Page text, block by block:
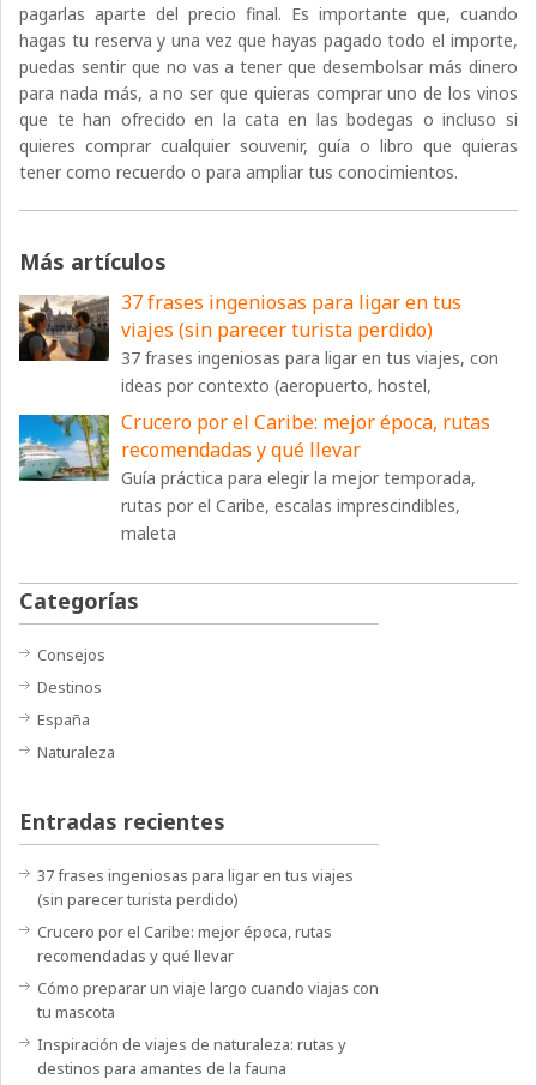
pagarlas aparte del precio final. Es importante que, cuando
hagas tu reserva y una vez que hayas pagado todo el importe,
puedas sentir que no vas a tener que desembolsar más dinero
para nada más, a no ser que quieras comprar uno de los vinos
que te han ofrecido en la cata en las bodegas o incluso si
quieres comprar cualquier souvenir, guía o libro que quieras
tener como recuerdo o para ampliar tus conocimientos.
Más artículos
37 frases ingeniosas para ligar en tus
viajes (sin parecer turista perdido)
37 frases ingeniosas para ligar en tus viajes, con
ideas por contexto (aeropuerto, hostel,
Crucero por el Caribe: mejor época, rutas
recomendadas y qué llevar
Guía práctica para elegir la mejor temporada,
rutas por el Caribe, escalas imprescindibles,
maleta
Categorías
Consejos
Destinos
España
Naturaleza
Entradas recientes
37 frases ingeniosas para ligar en tus viajes
(sin parecer turista perdido)
Crucero por el Caribe: mejor época, rutas
recomendadas y qué llevar
Cómo preparar un viaje largo cuando viajas con
tu mascota
Inspiración de viajes de naturaleza: rutas y
destinos para amantes de la fauna